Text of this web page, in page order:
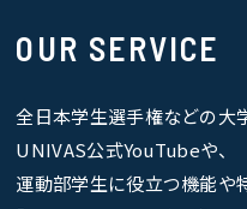
OUR SERVICE
全日本学生選手権などの大
UNIVAS公式YouTubeや、
運動部学生に役立つ機能や